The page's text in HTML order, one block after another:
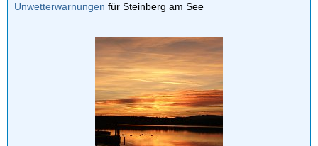
Unwetterwarnungen für Steinberg am See